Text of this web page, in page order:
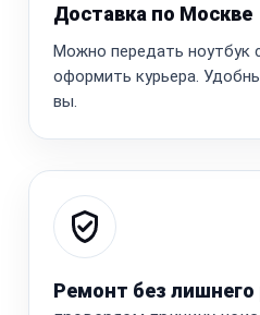
Доставка по Москве
Можно передать ноутбук
оформить курьера.
вы.
Ремонт без лишнего